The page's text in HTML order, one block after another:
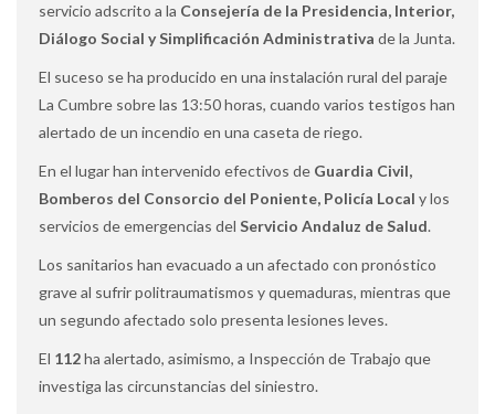
servicio adscrito a la Consejería de la Presidencia, Interior,
Diálogo Social y Simplificación Administrativa de la Junta.
El suceso se ha producido en una instalación rural del paraje
La Cumbre sobre las 13:50 horas, cuando varios testigos han
alertado de un incendio en una caseta de riego.
En el lugar han intervenido efectivos de Guardia Civil,
Bomberos del Consorcio del Poniente, Policía Local y los
servicios de emergencias del Servicio Andaluz de Salud.
Los sanitarios han evacuado a un afectado con pronóstico
grave al sufrir politraumatismos y quemaduras, mientras que
un segundo afectado solo presenta lesiones leves.
El 112ha alertado, asimismo, a Inspección de Trabajo que
investiga las circunstancias del siniestro.